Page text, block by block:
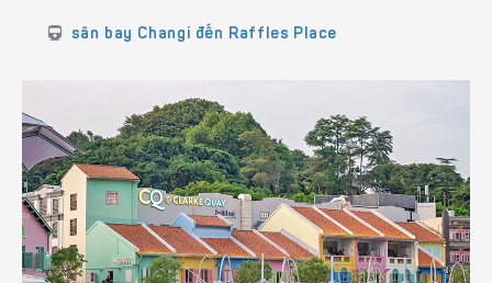
sân bay Changi đến Raffles Place